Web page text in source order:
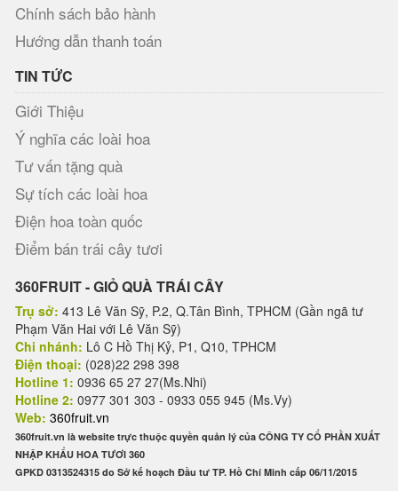
Chính sách bảo hành
Hướng dẫn thanh toán
TIN TỨC
Giới Thiệu
Ý nghĩa các loài hoa
Tư vấn tặng quà
Sự tích các loài hoa
Điện hoa toàn quốc
Điểm bán trái cây tươi
360FRUIT - GIỎ QUÀ TRÁI CÂY
Trụ sở: 413 Lê Văn Sỹ, P.2, Q.Tân Bình, TPHCM (Gần ngã tư
Phạm Văn Hai với Lê Văn Sỹ)
Chi nhánh: Lô C Hồ Thị Kỷ, P1, Q10, TPHCM
Điện thoại: (028)22 298 398
Hotline 1: 0936 65 27 27(Ms.Nhi)
Hotline 2: 0977 301 303 - 0933 055 945 (Ms.Vy)
Web: 360fruit.vn
360fruit.vn là website trực thuộc quyền quản lý của CÔNG TY CỔ PHẦN XUẤT
NHẬP KHẨU HOA TƯƠI 360
GPKD 0313524315 do Sở kế hoạch Đầu tư TP. Hồ Chí Minh cấp 06/11/2015